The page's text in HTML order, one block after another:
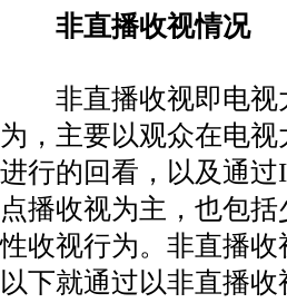
非直播收视情况
非直播收视即电视
为，主要以观众在电
进行的回看，以及通
点播收视为主，也包
性收视行为。非直播
以下就通过以非直播